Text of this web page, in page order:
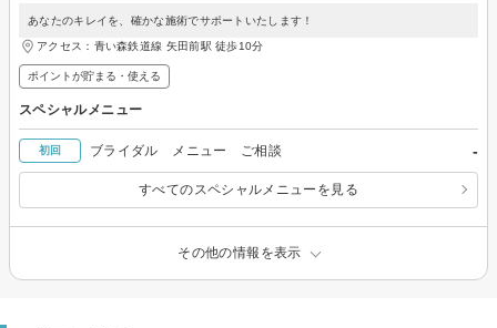
あなたのキレイを、確かな施術でサポートいたします！
アクセス：青い森鉄道線 矢田前駅 徒歩10分
ポイントが貯まる・使える
スペシャルメニュー
初回 ブライダル メニュー ご相談 -
すべてのスペシャルメニューを見る
その他の情報を表示